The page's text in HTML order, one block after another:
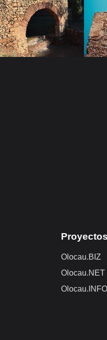
Proyectos
Olocau.BIZ
Olocau.NET
Olocau.INFO